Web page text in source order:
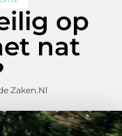
op
nat
Zaken.nl